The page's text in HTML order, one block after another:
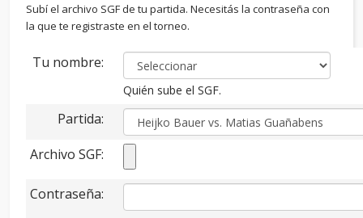
Subí el archivo SGF de tu partida. Necesitás la contraseña con
la que te registraste en el torneo.
Tu nombre:
Quién sube el SGF.
Partida:
Archivo SGF:
Contraseña: